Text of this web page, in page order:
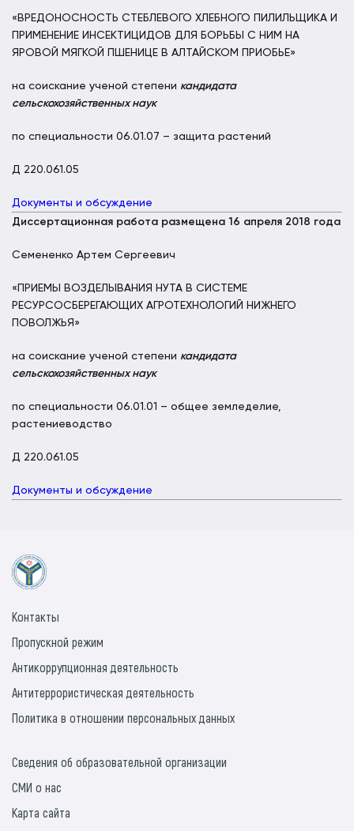
«ВРЕДОНОСНОСТЬ СТЕБЛЕВОГО ХЛЕБНОГО ПИЛИЛЬЩИКА И
ПРИМЕНЕНИЕ ИНСЕКТИЦИДОВ ДЛЯ БОРЬБЫ С НИМ НА
ЯРОВОЙ МЯГКОЙ ПШЕНИЦЕ В АЛТАЙСКОМ ПРИОБЬЕ»
на соискание ученой степени кандидата
сельскохозяйственных наук
по специальности 06.01.07 – защита растений
Д 220.061.05
Документы и обсуждение
Диссертационная работа размещена 16 апреля 2018 года
Семененко Артем Сергеевич
«ПРИЕМЫ ВОЗДЕЛЫВАНИЯ НУТА В СИСТЕМЕ
РЕСУРСОСБЕРЕГАЮЩИХ АГРОТЕХНОЛОГИЙ НИЖНЕГО
ПОВОЛЖЬЯ»
на соискание ученой степени кандидата
сельскохозяйственных наук
по специальности 06.01.01 – общее земледелие,
растениеводство
Д 220.061.05
Документы и обсуждение
Контакты
Пропускной режим
Антикоррупционная деятельность
Антитеррористическая деятельность
Политика в отношении персональных данных
Сведения об образовательной организации
СМИ о нас
Карта сайта